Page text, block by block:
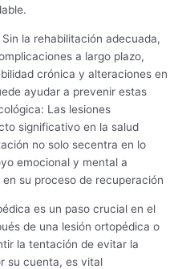
Sin la rehabilitación adecuada,
a largo plazo,
crónica y alteraciones en
ayudar a prevenir estas
Las lesiones
significativo en la salud
no solo secentra en lo
emocional y mental a
su proceso de recuperación
es un paso crucial en el
de una lesión ortopédica o
la tentación de evitar la
su cuenta, es vital